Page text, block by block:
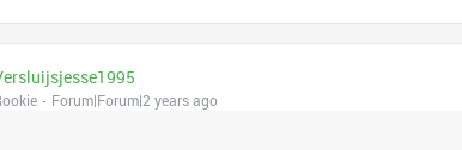
Forum|Forum|2 years ago